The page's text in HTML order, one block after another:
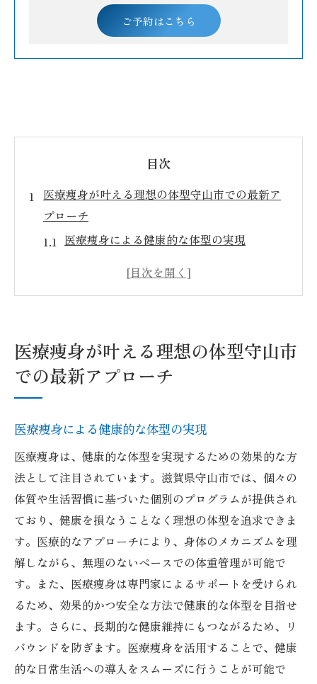
ご予約はこちら
目次
医療痩身が叶える理想の体型守山市での最新ア
プローチ
医療痩身による健康的な体型の実現
守山市で受けられる最先端の痩身技術
医療痩身で実現する無理のないダイエット
守山市の医療痩身の成功事例
最新技術が可能にする効果的な体重減少
医療痩身の技術革新とその効果
健康維持を目的とした医療痩身のメリット
医療痩身が提供する安全で効果的な痩身法
最新技術を駆使した持続可能な体型管理
守山市で体験できる医療痩身の進化
個々の体質に合わせた医療痩身のプログラム
体質分析に基づくオーダーメイド痩身プラ
ン
個人のニーズに応じた医療痩身の設計
体質に適した痩身アプローチの重要性
医療痩身が叶える理想の体型守山市
での最新アプローチ
医療痩身による健康的な体型の実現
医療痩身は、健康的な体型を実現するための効果的な方
法として注目されています。滋賀県守山市では、個々の
体質や生活習慣に基づいた個別のプログラムが提供され
ており、健康を損なうことなく理想の体型を追求できま
す。医療的なアプローチにより、身体のメカニズムを理
解しながら、無理のないペースでの体重管理が可能で
す。また、医療痩身は専門家によるサポートを受けられ
るため、効果的かつ安全な方法で健康的な体型を目指せ
ます。さらに、長期的な健康維持にもつながるため、リ
バウンドを防ぎます。医療痩身を活用することで、健康
的な日常生活への導入をスムーズに行うことが可能で